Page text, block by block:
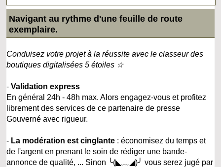
Navigant au rythme d'une feuille de route
exemplaire.
Conduisez votre projet à la réussite avec le classeur des
boutiques digitalisées 5 étoiles ☆
-Validation express
En général 24h - 48h max. Alors engagez-vous et profitez
librement des services de ce partenaire de presse
Gouverné avec rigueur.
- La modération est cinglante : économisez du temps et
de l'argent en prenant le soin de rédiger une bande-
annonce de qualité, ... Sinon ╰(◣﹏◢)╯ vous serez jugé par